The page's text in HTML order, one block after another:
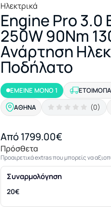
Ηλεκτρικά
Engine Pro 3.0
250W 90Nm
Ανάρτηση
Ποδήλατο
ΕΜΕΙΝΕ ΜΟΝΟ 1
ΑΘΉΝΑ
(0)
Από 1799.00€
Πρόσθετα
Προαιρετικά extras που μπορείς να
Συναρμολόγηση
20€